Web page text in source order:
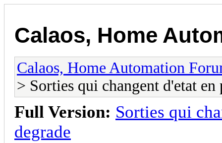
Calaos, Home
Calaos, Home Automation
> Sorties qui changent d'etat en
Full Version: Sorties qui
degrade